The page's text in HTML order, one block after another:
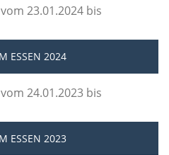
23.01.2024 bis
ESSEN 2024
24.01.2023 bis
ESSEN 2023